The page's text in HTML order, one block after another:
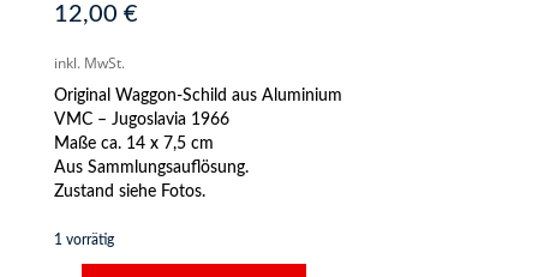
12,00 €
inkl. MwSt.
Original Waggon-Schild aus Aluminium
VMC – Jugoslavia 1966
Maße ca. 14 x 7,5 cm
Aus Sammlungsauflösung.
Zustand siehe Fotos.
1 vorrätig